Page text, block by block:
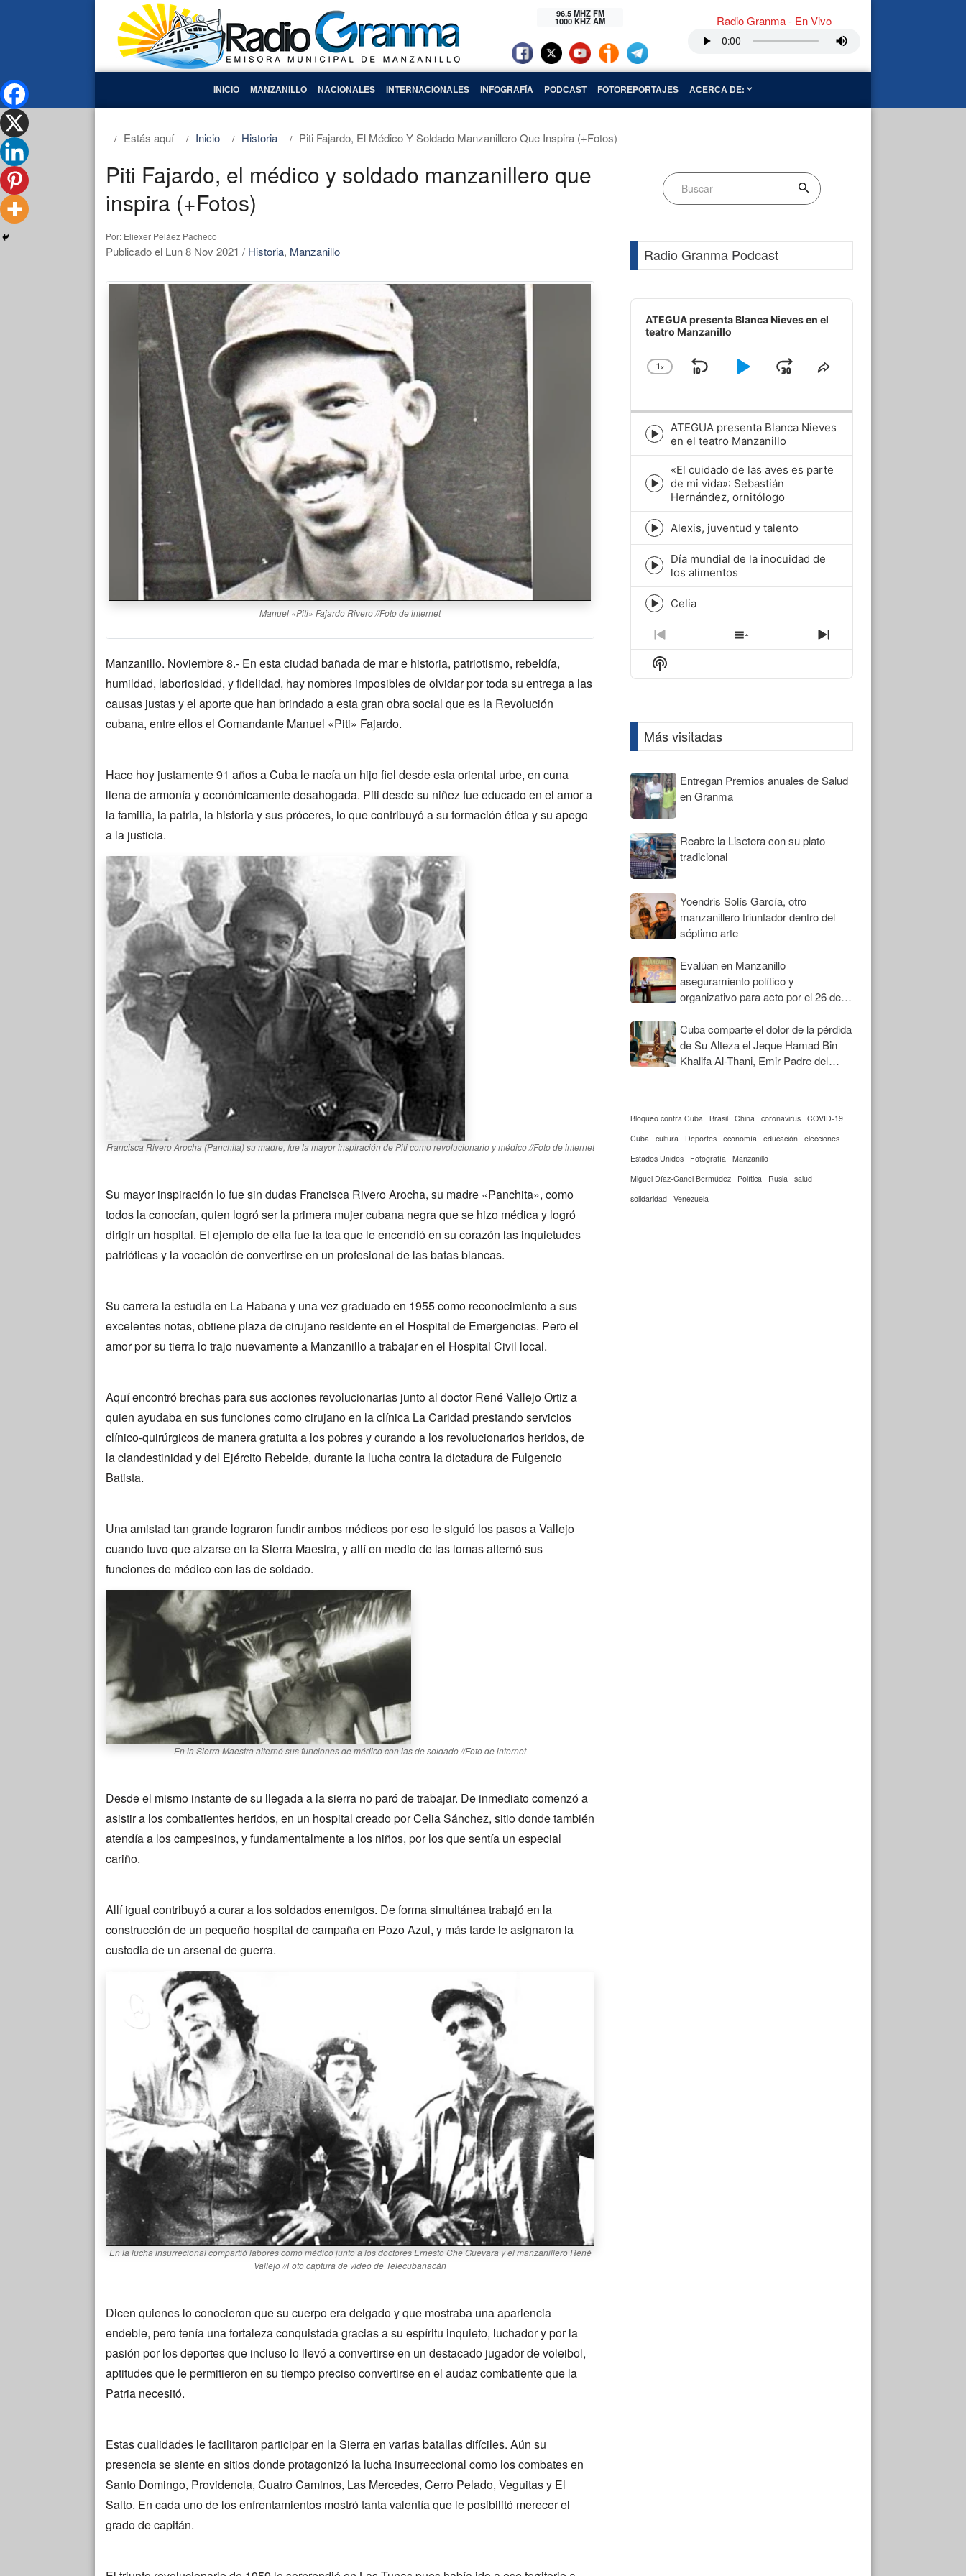
96.5 MHZ FM
1000 KHZ AM Radio Granma - En Vivo
INICIO MANZANILLO NACIONALES INTERNACIONALES INFOGRAFÍA PODCAST FOTOREPORTAJES ACERCA DE:
Estás aquí Inicio Historia Piti Fajardo, El Médico Y Soldado Manzanillero Que Inspira (+Fotos)
Piti Fajardo, el médico y soldado manzanillero que
inspira (+Fotos)
Por: Eliexer Peláez Pacheco
Publicado el Lun 8 Nov 2021 / Historia, Manzanillo
Manuel «Piti» Fajardo Rivero //Foto de internet
Manzanillo. Noviembre 8.- En esta ciudad bañada de mar e historia, patriotismo, rebeldía,
humildad, laboriosidad, y fidelidad, hay nombres imposibles de olvidar por toda su entrega a las
causas justas y el aporte que han brindado a esta gran obra social que es la Revolución
cubana, entre ellos el Comandante Manuel «Piti» Fajardo.
Hace hoy justamente 91 años a Cuba le nacía un hijo fiel desde esta oriental urbe, en cuna
llena de armonía y económicamente desahogada. Piti desde su niñez fue educado en el amor a
la familia, la patria, la historia y sus próceres, lo que contribuyó a su formación ética y su apego
a la justicia.
Francisca Rivero Arocha (Panchita) su madre, fue la mayor inspiración de Piti como revolucionario y médico //Foto de internet
Su mayor inspiración lo fue sin dudas Francisca Rivero Arocha, su madre «Panchita», como
todos la conocían, quien logró ser la primera mujer cubana negra que se hizo médica y logró
dirigir un hospital. El ejemplo de ella fue la tea que le encendió en su corazón las inquietudes
patrióticas y la vocación de convertirse en un profesional de las batas blancas.
Su carrera la estudia en La Habana y una vez graduado en 1955 como reconocimiento a sus
excelentes notas, obtiene plaza de cirujano residente en el Hospital de Emergencias. Pero el
amor por su tierra lo trajo nuevamente a Manzanillo a trabajar en el Hospital Civil local.
Aquí encontró brechas para sus acciones revolucionarias junto al doctor René Vallejo Ortiz a
quien ayudaba en sus funciones como cirujano en la clínica La Caridad prestando servicios
clínico-quirúrgicos de manera gratuita a los pobres y curando a los revolucionarios heridos, de
la clandestinidad y del Ejército Rebelde, durante la lucha contra la dictadura de Fulgencio
Batista.
Una amistad tan grande lograron fundir ambos médicos por eso le siguió los pasos a Vallejo
cuando tuvo que alzarse en la Sierra Maestra, y allí en medio de las lomas alternó sus
funciones de médico con las de soldado.
En la Sierra Maestra alternó sus funciones de médico con las de soldado //Foto de internet
Desde el mismo instante de su llegada a la sierra no paró de trabajar. De inmediato comenzó a
asistir a los combatientes heridos, en un hospital creado por Celia Sánchez, sitio donde también
atendía a los campesinos, y fundamentalmente a los niños, por los que sentía un especial
cariño.
Allí igual contribuyó a curar a los soldados enemigos. De forma simultánea trabajó en la
construcción de un pequeño hospital de campaña en Pozo Azul, y más tarde le asignaron la
custodia de un arsenal de guerra.
En la lucha insurrecional compartió labores como médico junto a los doctores Ernesto Che Guevara y el manzanillero René
Vallejo //Foto captura de video de Telecubanacán
Dicen quienes lo conocieron que su cuerpo era delgado y que mostraba una apariencia
endeble, pero tenía una fortaleza conquistada gracias a su espíritu inquieto, luchador y por la
pasión por los deportes que incluso lo llevó a convertirse en un destacado jugador de voleibol,
aptitudes que le permitieron en su tiempo preciso convertirse en el audaz combatiente que la
Patria necesitó.
Estas cualidades le facilitaron participar en la Sierra en varias batallas difíciles. Aún su
presencia se siente en sitios donde protagonizó la lucha insurreccional como los combates en
Santo Domingo, Providencia, Cuatro Caminos, Las Mercedes, Cerro Pelado, Veguitas y El
Salto. En cada uno de los enfrentamientos mostró tanta valentía que le posibilitó merecer el
grado de capitán.
Radio Granma Podcast
Audio
Player
ATEGUA presenta Blanca Nieves en el
teatro Manzanillo
Change
1x
SkipPlayJumpShare
Episode
play
icon
ATEGUA presenta Blanca Nieves
en el teatro Manzanillo
Episode
play
icon
«El cuidado de las aves es parte
de mi vida»: Sebastián
Hernández, ornitólogo
Episode
play
icon
Alexis, juventud y talento
Episode
play
icon
Día mundial de la inocuidad de
los alimentos
Episode
play
icon
Celia
Previous
Episode
Show
Episodes
Next
Episode
Show
Podcast
Más visitadas
Entregan Premios anuales de Salud
en Granma
Reabre la Lisetera con su plato
tradicional
Yoendris Solís García, otro
manzanillero triunfador dentro del
séptimo arte
Evalúan en Manzanillo
aseguramiento político y
organizativo para acto por el 26 de
Cuba comparte el dolor de la pérdida
de Su Alteza el Jeque Hamad Bin
Khalifa Al-Thani, Emir Padre del
Bloqueo contra Cuba Brasil China coronavirus COVID-19
Cuba
cultura Deportes economía educación elecciones
Estados Unidos
Fotografía
Manzanillo
Miguel Díaz-Canel Bermúdez
Política Rusia
salud
solidaridad Venezuela